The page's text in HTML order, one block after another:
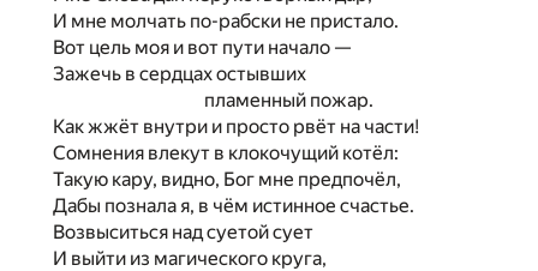
И мне молчать по-рабски не пристало.
Вот цель моя и вот пути начало —
Зажечь в сердцах остывших
пламенный пожар.
Как жжёт внутри и просто рвёт на части!
Сомнения влекут в клокочущий котёл:
Такую кару, видно, Бог мне предпочёл,
Дабы познала я, в чём истинное счастье.
Возвыситься над суетой сует
И выйти из магического круга,